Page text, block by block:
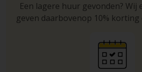
Een lagere huur gevonden? Wij
geven daarbovenop 10%